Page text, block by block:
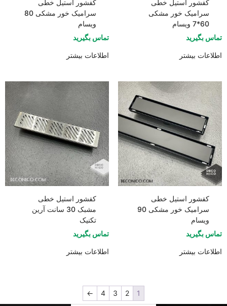
کفشور استیل خطی
سرامیک خور مشکی
60*7 ویسام
تماس بگیرید
اطلاعات بیشتر
کفشور استیل خطی
سرامیک خور مشکی 80
ویسام
تماس بگیرید
اطلاعات بیشتر
کفشور استیل خطی
سرامیک خور مشکی 90
ویسام
تماس بگیرید
اطلاعات بیشتر
کفشور استیل خطی
مشبک 30 سانت آرین
تکنیک
تماس بگیرید
اطلاعات بیشتر
1
2
3
4
←